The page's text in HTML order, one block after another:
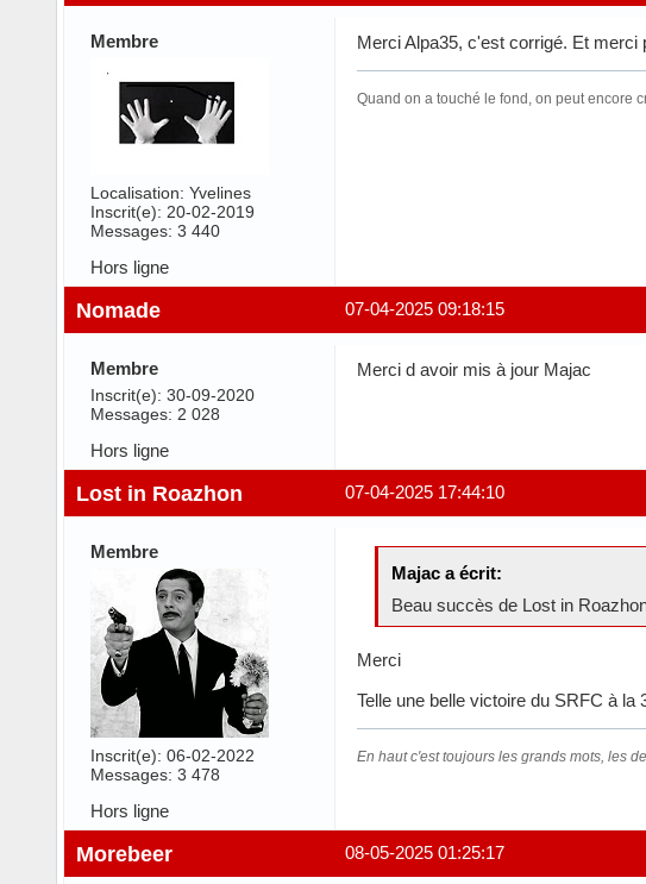
Membre
Localisation: Yvelines
Inscrit(e): 20-02-2019
Messages: 3 440
Merci Alpa35, c'est corrigé. Et merci
Quand on a touché le fond, on peut encore
Hors ligne
07-04-2025 09:18:15
Nomade
Membre
Inscrit(e): 30-09-2020
Messages: 2 028
Merci d avoir mis à jour Majac
Hors ligne
07-04-2025 17:44:10
Lost in Roazhon
Membre
Inscrit(e): 06-02-2022
Messages: 3 478
Majac a écrit:
Beau succès de Lost in
Merci
Telle une belle victoire du SRFC à
En haut c'est toujours les grands mots, les
Hors ligne
08-05-2025 01:25:17
Morebeer